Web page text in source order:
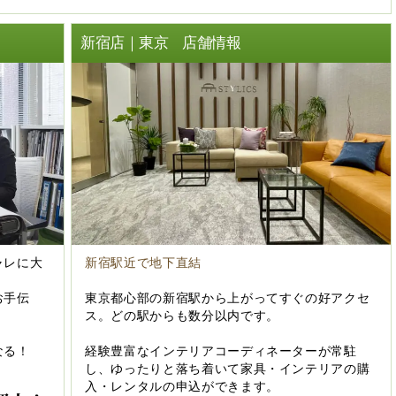
レに大
手伝
！
新宿店｜東京 店舗情報
新宿駅近で地下直結
東京都心部の新宿駅から上がってすぐの好アクセ
ス。どの駅からも数分以内です。
経験豊富なインテリアコーディネーターが常駐
し、ゆったりと落ち着いて家具・インテリアの購
入・レンタルの申込ができます。